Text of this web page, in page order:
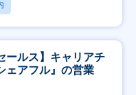
ルス】キャリアチ
ェアフル』の営業